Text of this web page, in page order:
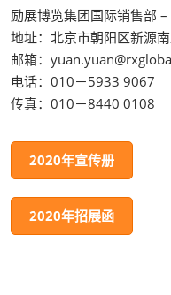
励展博览集团国际销售部
地址：北京市朝阳区新源
邮箱：
电话：010－5933 9067
传真：010－8440 0108
2020年宣传册
2020年招展函